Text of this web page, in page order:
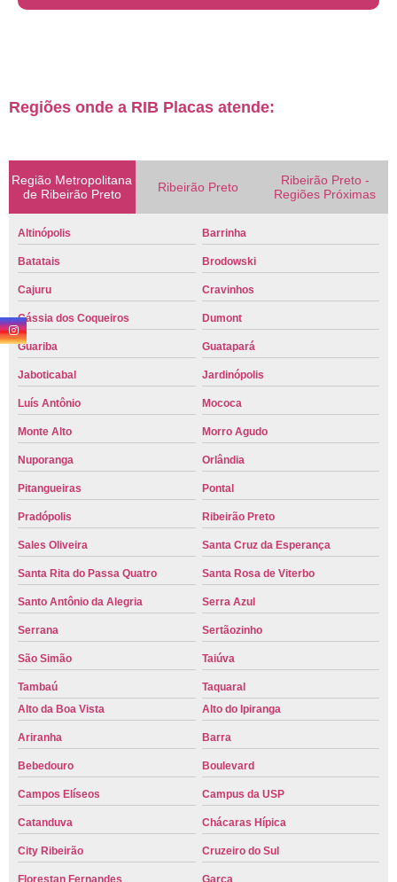
Regiões onde a RIB Placas atende:
Região Metropolitana
de Ribeirão Preto
Ribeirão Preto
Ribeirão Preto -
Regiões Próximas
Altinópolis Barrinha
Batatais Brodowski
Cajuru Cravinhos
Cássia dos Coqueiros Dumont
Guariba Guatapará
Jaboticabal Jardinópolis
Luís Antônio Mococa
Monte Alto Morro Agudo
Nuporanga Orlândia
Pitangueiras Pontal
Pradópolis Ribeirão Preto
Sales Oliveira Santa Cruz da Esperança
Santa Rita do Passa Quatro Santa Rosa de Viterbo
Santo Antônio da Alegria Serra Azul
Serrana Sertãozinho
São Simão Taiúva
Tambaú
Taquaral
Alto da Boa Vista
Alto do Ipiranga
Ariranha Barra
Bebedouro Boulevard
Campos Elíseos Campus da USP
Catanduva Chácaras Hípica
City Ribeirão Cruzeiro do Sul
Florestan Fernandes Garça